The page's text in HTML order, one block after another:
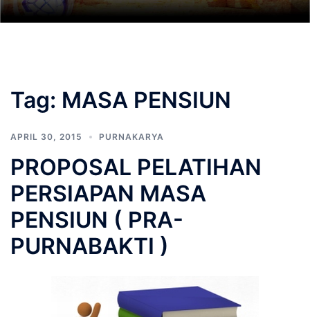
Tag: MASA PENSIUN
APRIL 30, 2015 PURNAKARYA
PROPOSAL PELATIHAN
PERSIAPAN MASA
PENSIUN ( PRA-
PURNABAKTI )